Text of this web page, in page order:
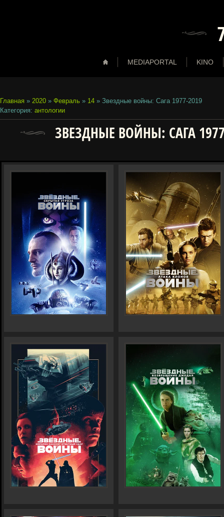
MEDIAPORTAL KINO
Главная » 2020 » Февраль » 14 » Звездные войны: Сага 1977-2019
Категория: антологии
ЗВЕЗДНЫЕ ВОЙНЫ: САГА